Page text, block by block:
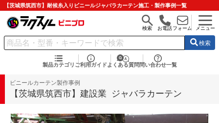
【茨城県筑西市】耐候糸入りビニールジャバラカーテン施工・製作事例一覧
検索 お電話フォーム メニュー
検索
製品カテゴリ ご利用ガイド よくある質問 問い合わせ一覧
ビニールカーテン製作事例
【茨城県筑西市】建設業 ジャバラカーテン